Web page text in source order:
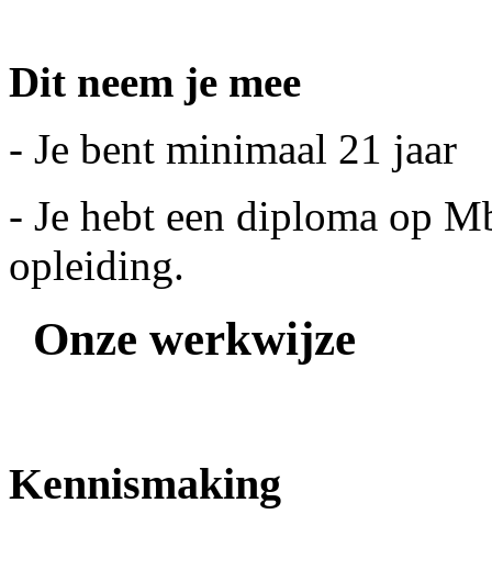
Dit neem je mee
- Je bent minimaal 21 jaar
- Je hebt een diploma op
opleiding.
Onze werkwijze
Kennismaking